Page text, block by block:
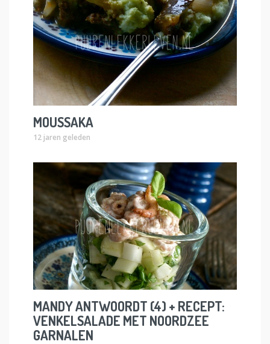
MOUSSAKA
12 jaren geleden
MANDY ANTWOORDT (4) + RECEPT:
VENKELSALADE MET NOORDZEE
GARNALEN